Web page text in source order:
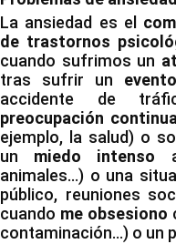
La ansiedad es el
de trastornos
cuando sufrimos un
tras sufrir un
accidente de
preocupación
ejemplo, la salud) o
un miedo intenso
animales…) o una
público, reuniones
cuando me obsesiono
contaminación…) o un